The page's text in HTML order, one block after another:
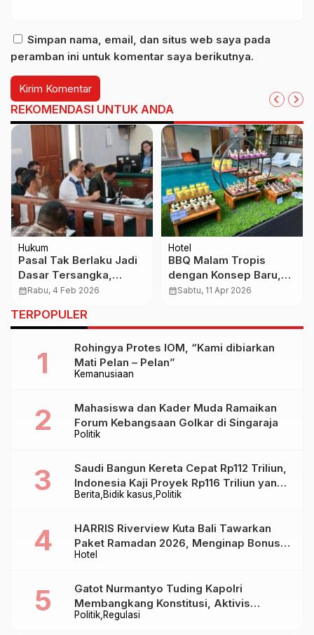
Simpan nama, email, dan situs web saya pada
peramban ini untuk komentar saya berikutnya.
REKOMENDASI UNTUK ANDA
Hukum
Pasal Tak Berlaku Jadi
Dasar Tersangka,
Kuasa Hukum GPS:
Demi Hukum
calendar_monthRabu, 4 Feb 2026
Hotel
BBQ Malam Tropis
dengan Konsep Baru,
HARRIS Sunset Road
calendar_monthSabtu, 11 Apr 2026
TERPOPULER
Kemanusiaan
Rohingya Protes IOM, “Kami dibiarkan
Mati Pelan – Pelan”
Politik
Mahasiswa dan Kader Muda Ramaikan
Forum Kebangsaan Golkar di Singaraja
Berita Bidik kasus Politik
Saudi Bangun Kereta Cepat Rp112 Triliun,
Indonesia Kaji Proyek Rp116 Triliun yang
Baru Sampai Bandung
Hotel
HARRIS Riverview Kuta Bali Tawarkan
Paket Ramadan 2026, Menginap Bonus
Takjil hingga Bukber Mulai Rp88.888
Politik Regulasi
Gatot Nurmantyo Tuding Kapolri
Membangkang Konstitusi, Aktivis
Tegaskan Polri Tak Punya Sejarah